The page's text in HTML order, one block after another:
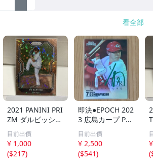
看全部
2021 PANINI PRI
ZM ダルビッシュ
有 40枚限定
シリアルカード
パドレス
目前出價
¥ 1,000
($217)
即決●EPOCH 202
3 広島カープ PRE
MIER EDITION
堂林翔太 /5枚限
定 デコモリ緑箔
サインカード #D
目前出價
¥ 2,500
($541)
(